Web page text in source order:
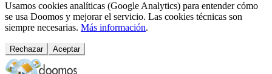
Usamos cookies analíticas (Google Analytics) para entender cómo
se usa Doomos y mejorar el servicio. Las cookies técnicas son
siempre necesarias. Más información.
Rechazar Aceptar